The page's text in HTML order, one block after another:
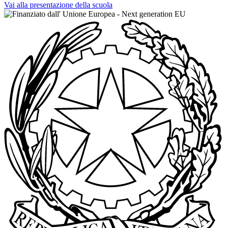
Vai alla presentazione della scuola